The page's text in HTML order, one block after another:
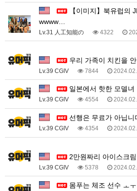
wwww…
Lv.31 人工知能の 4322
우리 가족이 치킨을
Lv.39 CGIV 7844
일본에서 핫한 모델녀
Lv.39 CGIV 4554
선행은 무료가 아닙니
Lv.39 CGIV 4354
2만원짜리 아이스크
Lv.39 CGIV 5378
몸푸는 체조 선수 ㅗㅜ